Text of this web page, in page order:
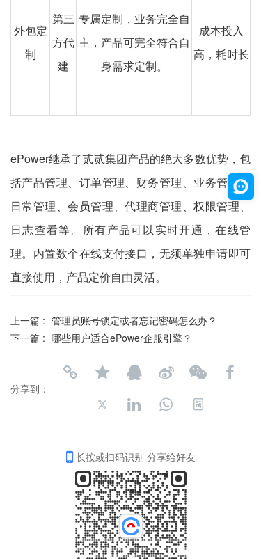
外包定
制
第三
方代
建
专属定制，业务完全自
主，产品可完全符合自
身需求定制。
成本投入
高，耗时长
ePower继承了贰贰集团产品的绝大多数优势，包
括产品管理、订单管理、财务管理、业务管理、
日常管理、会员管理、代理商管理、权限管理、
日志查看等。所有产品可以实时开通，在线管
理。内置数个在线支付接口，无须单独申请即可
直接使用，产品定价自由灵活。
上一篇 : 管理员账号锁定或者忘记密码怎么办？
下一篇 : 哪些用户适合ePower企服引擎？
分享到：
长按或扫码识别 分享给好友